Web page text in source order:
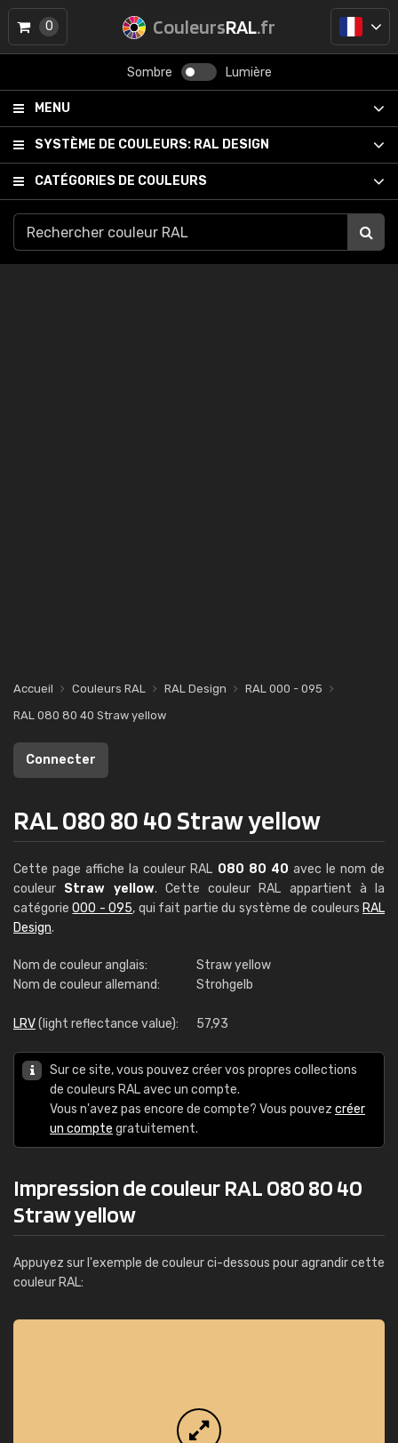
CouleursRAL.fr
Sombre Lumière
MENU
SYSTÈME DE COULEURS: RAL DESIGN
CATÉGORIES DE COULEURS
0
Accueil Couleurs RAL RAL Design
RAL 000 - 095
RAL 080 80 40 Straw yellow
Connecter
RAL 080 80 40 Straw yellow
Cette page affiche la couleur RAL 080 80 40 avec le nom de
couleur Straw yellow. Cette couleur RAL appartient à la
catégorie000 - 095, qui fait partie du système de couleurs RAL
Design.
Nom de couleur anglais:
Straw yellow
Nom de couleur allemand:
Strohgelb
LRV(light reflectance value): 57,93
Sur ce site, vous pouvez créer vos propres collections
de couleurs RAL avec un compte.
Vous n'avez pas encore de compte? Vous pouvez créer
un compte gratuitement.
Impression de couleur RAL 080 80 40
Straw yellow
Appuyez sur l'exemple de couleur ci-dessous pour agrandir cette
couleur RAL: